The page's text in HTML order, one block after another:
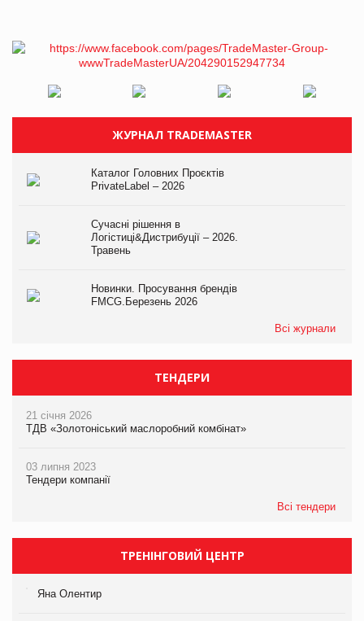
ЖУРНАЛ TRADEMASTER
Каталог Головних Проєктів
PrivateLabel – 2026
Сучасні рішення в
Логістиці&Дистрибуції – 2026.
Травень
Новинки. Просування брендів
FMCG.Березень 2026
Всі журнали
ТЕНДЕРИ
21 січня 2026
ТДВ «Золотоніський маслоробний комбінат»
03 липня 2023
Тендери компанії
Всі тендери
ТРЕНІНГОВИЙ ЦЕНТР
Яна Олентир